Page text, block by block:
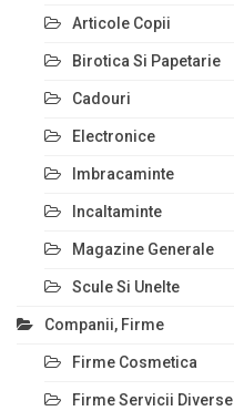
Articole Copii
Birotica Si Papetarie
Cadouri
Electronice
Imbracaminte
Incaltaminte
Magazine Generale
Scule Si Unelte
Companii, Firme
Firme Cosmetica
Firme Servicii Diverse